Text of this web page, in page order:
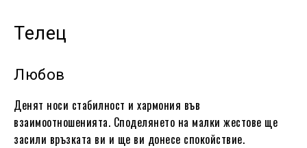
Телец
Любов
Денят носи стабилност и хармония във
взаимоотношенията. Споделянето на малки жестове ще
засили връзката ви и ще ви донесе спокойствие.